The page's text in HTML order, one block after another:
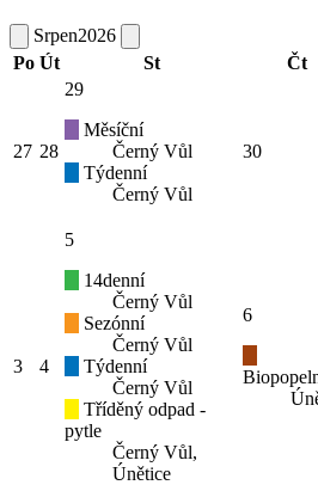
Srpen2026
Po Út St Čt
27 28
29
Měsíční
Černý Vůl
Týdenní
Černý Vůl
30
3 4
5
14denní
Černý Vůl
Sezónní
Černý Vůl
Týdenní
Černý Vůl
Tříděný odpad -
pytle
Černý Vůl,
Únětice
6